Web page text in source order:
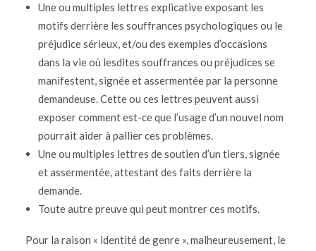
Une ou multiples lettres explicative exposant les
motifs derrière les souffrances psychologiques ou le
préjudice sérieux, et/ou des exemples d’occasions
dans la vie où lesdites souffrances ou préjudices se
manifestent, signée et assermentée par la personne
demandeuse. Cette ou ces lettres peuvent aussi
exposer comment est-ce que l’usage d’un nouvel nom
pourrait aider à pallier ces problèmes.
Une ou multiples lettres de soutien d’un tiers, signée
et assermentée, attestant des faits derrière la
demande.
Toute autre preuve qui peut montrer ces motifs.
Pour la raison « identité de genre », malheureusement, le